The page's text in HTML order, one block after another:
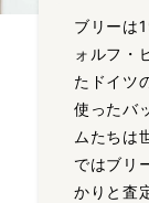
ブリーは
ォルフ・
たドイツ
使ったバ
ムたちは
ではブリ
かりと査